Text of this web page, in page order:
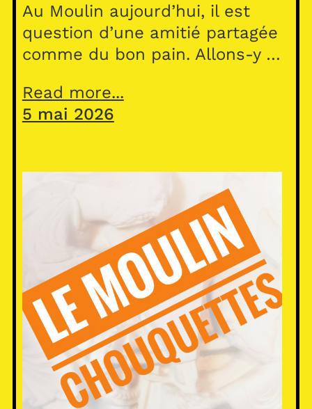
Au Moulin aujourd’hui, il est
question d’une amitié partagée
comme du bon pain. Allons-y …
Read more...
5 mai 2026